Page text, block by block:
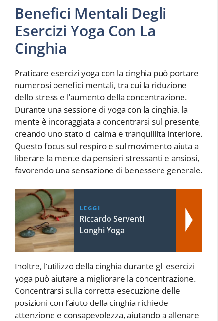
Benefici Mentali Degli
Esercizi Yoga Con La
Cinghia
Praticare esercizi yoga con la cinghia può portare
numerosi benefici mentali, tra cui la riduzione
dello stress e l’aumento della concentrazione.
Durante una sessione di yoga con la cinghia, la
mente è incoraggiata a concentrarsi sul presente,
creando uno stato di calma e tranquillità interiore.
Questo focus sul respiro e sul movimento aiuta a
liberare la mente da pensieri stressanti e ansiosi,
favorendo una sensazione di benessere generale.
LEGGI
Riccardo Serventi
Longhi Yoga
Inoltre, l’utilizzo della cinghia durante gli esercizi
yoga può aiutare a migliorare la concentrazione.
Concentrarsi sulla corretta esecuzione delle
posizioni con l’aiuto della cinghia richiede
attenzione e consapevolezza, aiutando a allenare